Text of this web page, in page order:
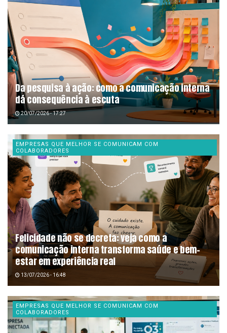
Da pesquisa à ação: como a comunicação interna
dá consequência à escuta
20/07/2026 - 17:27
EMPRESAS QUE MELHOR SE COMUNICAM COM
COLABORADORES
Felicidade não se decreta: veja como a
comunicação interna transforma saúde e bem-
estar em experiência real
13/07/2026 - 16:48
EMPRESAS QUE MELHOR SE COMUNICAM COM
COLABORADORES